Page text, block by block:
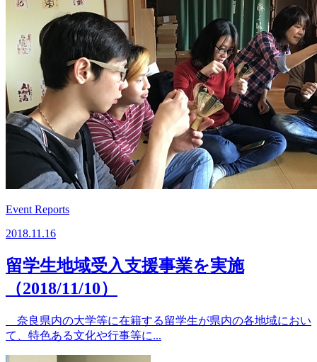
Event Reports
2018.11.16
留学生地域受入支援事業を実施
（2018/11/10）
奈良県内の大学等に在籍する留学生が県内の各地域におい
て、特色ある文化や行事等に...